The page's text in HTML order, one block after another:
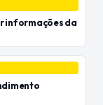
informações da